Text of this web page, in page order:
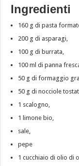
Ingredienti
160 g di pasta
200 g di asparagi,
100 g di burrata,
100 ml di panna
50 g di formaggio
50 g di nocciole
1 scalogno,
1 limone bio,
sale,
pepe
1 cucchiaio di olio di